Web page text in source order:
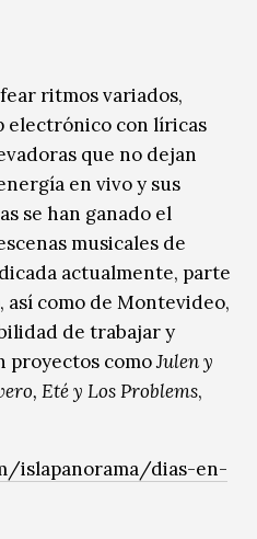
ritmos variados,
electrónico con líricas
que no dejan
en vivo y sus
se han ganado el
musicales de
actualmente, parte
así como de Montevideo,
de trabajar y
proyectos comoJulen y
Eté y Los Problems,
islapanorama/dias-en-